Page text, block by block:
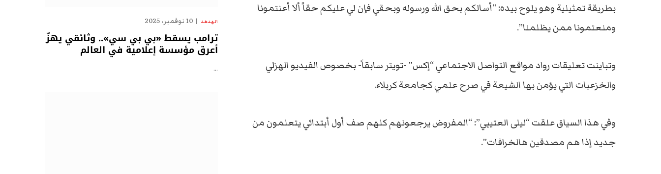
بطريقة تمثيلية وهو يلوح بيده: “أسالكم بحق الله ورسوله وبحقي فإن لي عليكم حقاً ألا أعنتمونا
ومنعتمونا ممن يظلمنا”.
وتباينت تعليقات رواد مواقع التواصل الاجتماعي “إكس” -تويتر سابقاً- بخصوص الفيديو الهزلي
والخزعبات التي يؤمن بها الشيعة في صرح علمي كجامعة كربلاء.
وفي هذا السياق علقت “ليلى العتيبي”: “المفروض يرجعونهم كلهم صف أول أبتدائي يتعلمون من
جديد إذا هم مصدقين هالخرافات”.
الهدهد 10 نوفمبر، 2025
ترامب يسقط «بي بي سي».. وثائقي يهزّ
أعرق مؤسسة إعلامية في العالم
…